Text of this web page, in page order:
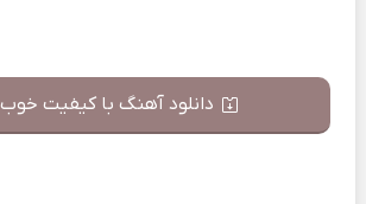
دانلود آهنگ با کیفیت خوب 128